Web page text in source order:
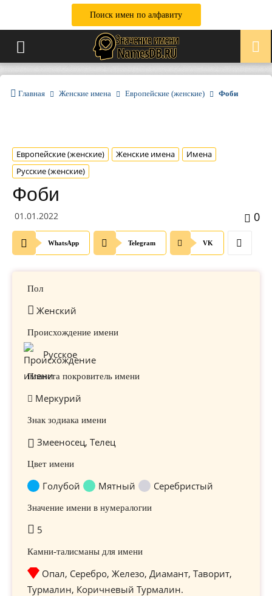
Поиск имен по алфавиту
Главная Женские имена Европейские (женские) Фоби
Европейские (женские) Женские имена
Имена
Русские (женские)
Фоби
01.01.2022 0
WhatsApp Telegram VK
Пол
Женский
Происхождение имени
Русское
Планета покровитель имени
Меркурий
Знак зодиака имени
Змееносец, Телец
Цвет имени
Голубой Мятный Серебристый
Значение имени в нумералогии
5
Камни-талисманы для имени
Опал, Серебро, Железо, Диамант, Таворит,
Турмалин, Коричневый Турмалин.